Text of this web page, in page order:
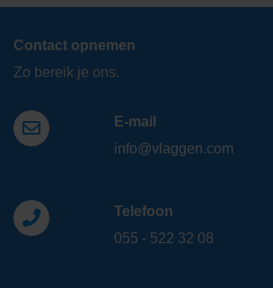
Contact opnemen
Zo bereik je ons.
E-mail
info@vlaggen.com
Telefoon
055 - 522 32 08